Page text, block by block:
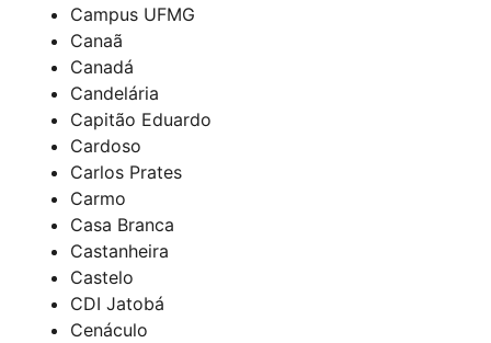
Campus UFMG
Canaã
Canadá
Candelária
Capitão Eduardo
Cardoso
Carlos Prates
Carmo
Casa Branca
Castanheira
Castelo
CDI Jatobá
Cenáculo